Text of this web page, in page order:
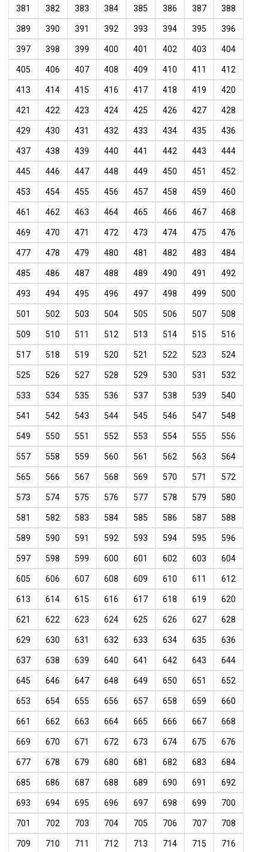
381 382 383 384 385 386 387 388
389 390 391 392 393 394 395 396
397 398 399 400 401 402 403 404
405 406 407 408 409 410 411 412
413 414 415 416 417 418 419 420
421 422 423 424 425 426 427 428
429 430 431 432 433 434 435 436
437 438 439 440 441 442 443 444
445 446 447 448 449 450 451 452
453 454 455 456 457 458 459 460
461 462 463 464 465 466 467 468
469 470 471 472 473 474 475 476
477 478 479 480 481 482 483 484
485 486 487 488 489 490 491 492
493 494 495 496 497 498 499 500
501 502 503 504 505 506 507 508
509 510 511 512 513 514 515 516
517 518 519 520 521 522 523 524
525 526 527 528 529 530 531 532
533 534 535 536 537 538 539 540
541 542 543 544 545 546 547 548
549 550 551 552 553 554 555 556
557 558 559 560 561 562 563 564
565 566 567 568 569 570 571 572
573 574 575 576 577 578 579 580
581 582 583 584 585 586 587 588
589 590 591 592 593 594 595 596
597 598 599 600 601 602 603 604
605 606 607 608 609 610 611 612
613 614 615 616 617 618 619 620
621 622 623 624 625 626 627 628
629 630 631 632 633 634 635 636
637 638 639 640 641 642 643 644
645 646 647 648 649 650 651 652
653 654 655 656 657 658 659 660
661 662 663 664 665 666 667 668
669 670 671 672 673 674 675 676
677 678 679 680 681 682 683 684
685 686 687 688 689 690 691 692
693 694 695 696 697 698 699 700
701 702 703 704 705 706 707 708
709 710 711 712 713 714 715 716